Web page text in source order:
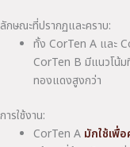
ลักษณะที่ปรากฏและคราบ:
ทั้ง CorTen A และ
CorTen B มีแนวโน้ม
ทองแดงสูงกว่า
การใช้งาน:
CorTen A มักใช้เพื่